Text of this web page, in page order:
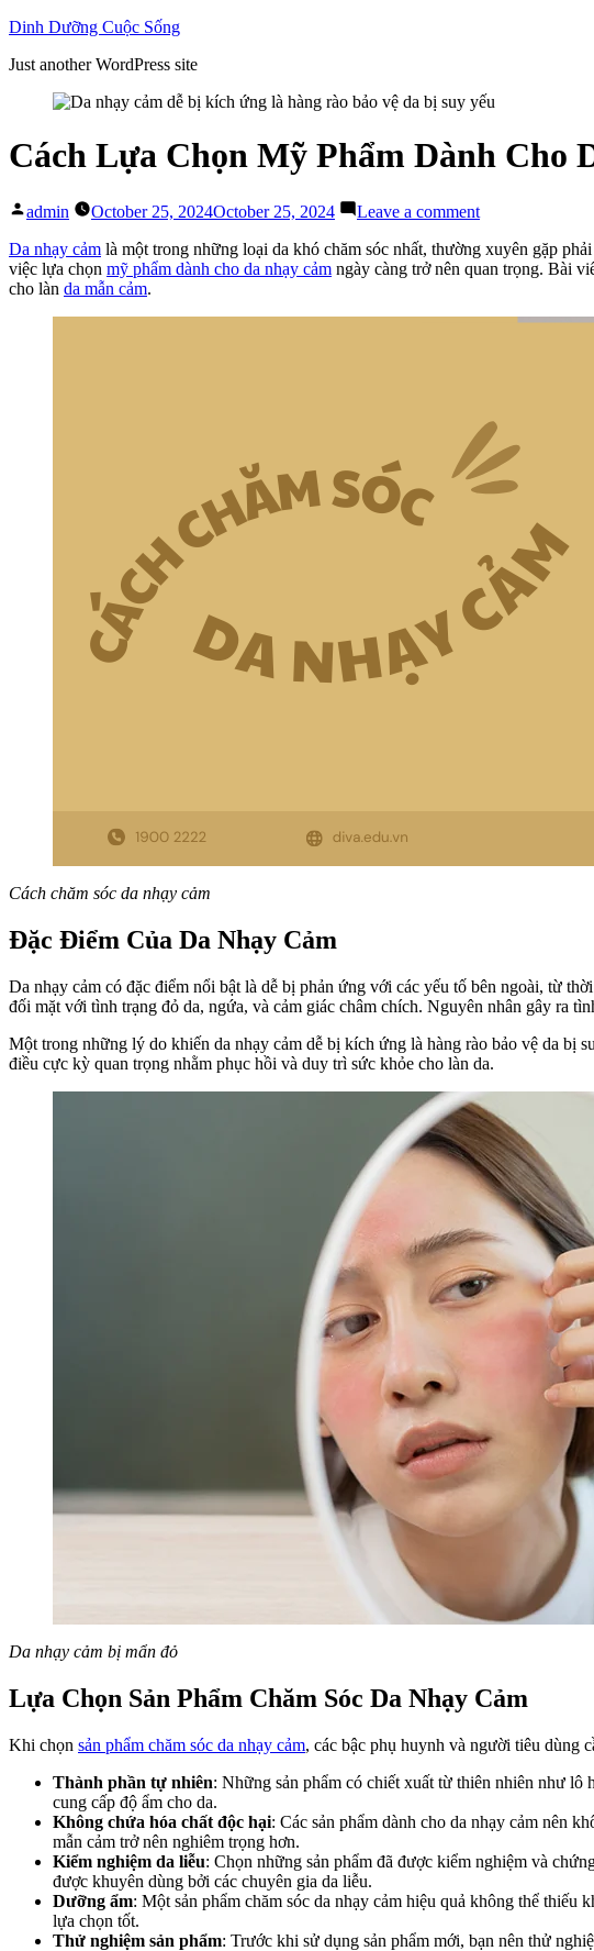
Skip
content
Dinh Dưỡng Cuộc Sống
Just another WordPress site
Cách Lựa Chọn Mỹ Phẩm Dành Cho
Posted
admin October 25, 2024October 25, 2024 Leave a commenton
Lựa
Chọn
Da nhạy cảm là một trong những loại da khó chăm sóc nhất, thường xuyên gặp
việc lựa chọn mỹ phẩm dành cho da nhạy cảm ngày càng trở nên quan trọng. Bài
cho làn da mẫn cảm.
Cách chăm sóc da nhạy cảm
Đặc Điểm Của Da Nhạy Cảm
Da nhạy cảm có đặc điểm nổi bật là dễ bị phản ứng với các yếu tố bên ngoài, từ
đối mặt với tình trạng đỏ da, ngứa, và cảm giác châm chích. Nguyên nhân gây ra
Một trong những lý do khiến da nhạy cảm dễ bị kích ứng là hàng rào bảo vệ da bị
điều cực kỳ quan trọng nhằm phục hồi và duy trì sức khỏe cho làn da.
Da nhạy cảm bị mẩn đỏ
Lựa Chọn Sản Phẩm Chăm Sóc Da Nhạy Cảm
Khi chọn sản phẩm chăm sóc da nhạy cảm, các bậc phụ huynh và người tiêu dùng
Thành phần tự nhiên: Những sản phẩm có chiết xuất từ thiên nhiên như lô
cung cấp độ ẩm cho da.
Không chứa hóa chất độc hại: Các sản phẩm dành cho da nhạy cảm nên
mẫn cảm trở nên nghiêm trọng hơn.
Kiểm nghiệm da liễu: Chọn những sản phẩm đã được kiểm nghiệm và
được khuyên dùng bởi các chuyên gia da liễu.
Dưỡng ẩm: Một sản phẩm chăm sóc da nhạy cảm hiệu quả không thể
lựa chọn tốt.
Thử nghiệm sản phẩm: Trước khi sử dụng sản phẩm mới, bạn nên thử